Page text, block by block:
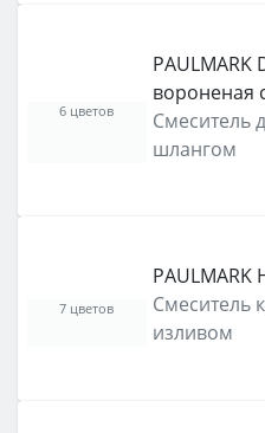
PAULMARK
вороненая
Смеситель
шлангом
6 цветов
PAULMARK
Смеситель
изливом
7 цветов